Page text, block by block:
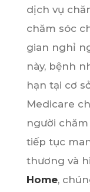
dịch vụ
chăm sóc
gian nghỉ
này, bệnh
hạn tại cơ
Medicare
người
tiếp tục
thương và
Home,